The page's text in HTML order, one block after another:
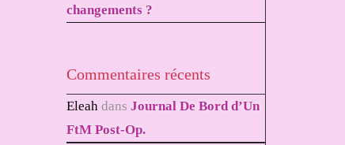
changements ?
Commentaires récents
Eleah dans Journal De Bord d’Un
FtM Post-Op.